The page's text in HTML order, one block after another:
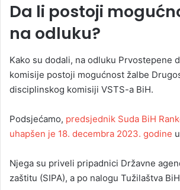
Da li postoji
na odluku?
Kako su dodali, na odluku Prvostepene
komisije postoji mogućnost žalbe
disciplinskog komisiji VSTS-a BiH.
Podsjećamo, predsjednik Suda BiH
uhapšen je 18. decembra 2023. godine
Njega su priveli pripadnici Državne
zaštitu (SIPA), a po nalogu Tužilaštva